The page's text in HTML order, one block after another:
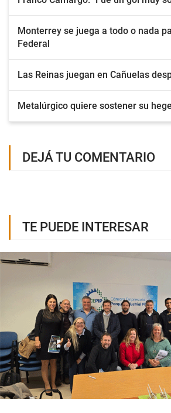
Monterrey se juega a todo o nada
Federal
Las Reinas juegan en Cañuelas
Metalúrgico quiere sostener su
DEJÁ TU COMENTARIO
TE PUEDE INTERESAR